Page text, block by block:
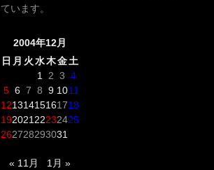
ています。
2004年12月
日 月 火水木金土
1
2 3 4
5 6 7 8 9 1011
12131415161718
192021 22232425
262728293031
« 11月 1月 »